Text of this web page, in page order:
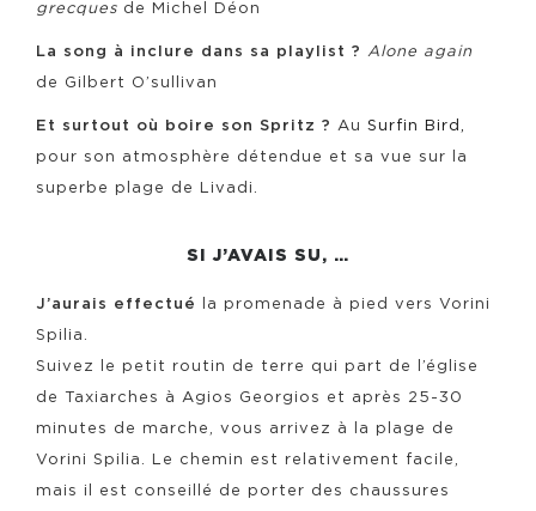
grecques de Michel Déon
La song à inclure dans sa playlist ? Alone again
de Gilbert O’sullivan
Et surtout où boire son Spritz ? Au Surfin Bird,
pour son atmosphère détendue et sa vue sur la
superbe plage de Livadi.
SI J’AVAIS SU, …
J’aurais effectué
la promenade à pied vers Vorini
Spilia.
Suivez le petit routin de terre qui part de l’église
de Taxiarches à Agios Georgios et après 25-30
minutes de marche, vous arrivez à la plage de
Vorini Spilia. Le chemin est relativement facile,
mais il est conseillé de porter des chaussures